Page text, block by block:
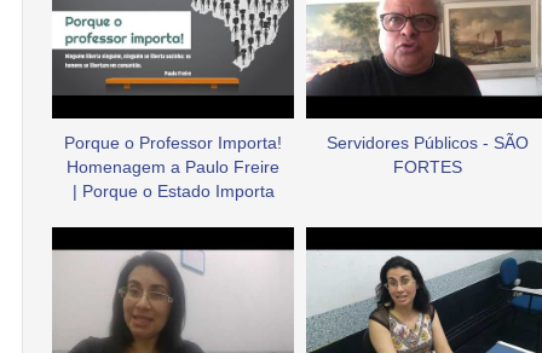
Porque o Professor Importa!
Homenagem a Paulo Freire
| Porque o Estado Importa
Servidores Públicos - SÃO
FORTES